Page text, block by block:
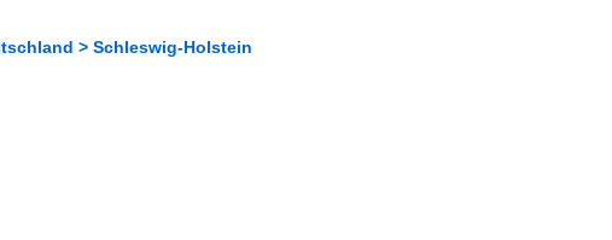
> Schleswig-Holstein